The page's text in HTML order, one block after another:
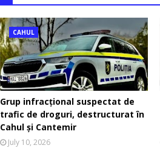
CAHUL
Grup infracțional suspectat de
trafic de droguri, destructurat în
Cahul și Cantemir
July 10, 2026